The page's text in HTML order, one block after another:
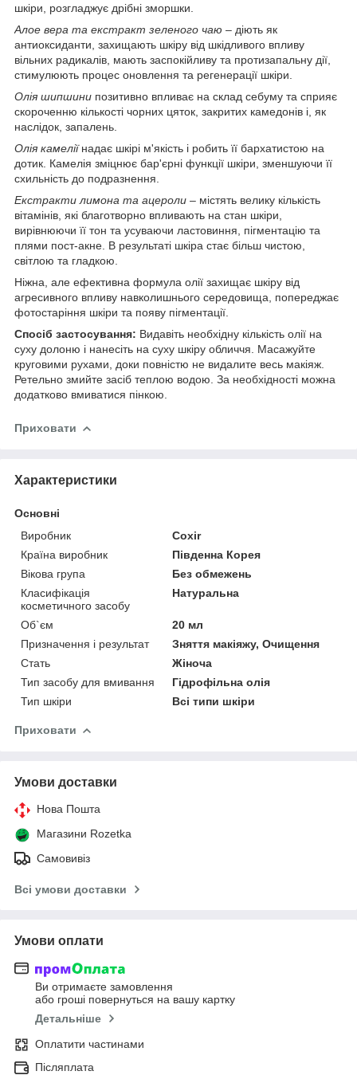
шкіри, розгладжує дрібні зморшки.
Алое вера та екстракт зеленого чаю – діють як
антиоксиданти, захищають шкіру від шкідливого впливу
вільних радикалів, мають заспокійливу та протизапальну дії,
стимулюють процес оновлення та регенерації шкіри.
Олія шипшини позитивно впливає на склад себуму та сприяє
скороченню кількості чорних цяток, закритих камедонів і, як
наслідок, запалень.
Олія камеліїнадає шкірі м'якість і робить її бархатистою на
дотик. Камелія зміцнює бар'єрні функції шкіри, зменшуючи її
схильність до подразнення.
Екстракти лимона та ацероли – містять велику кількість
вітамінів, які благотворно впливають на стан шкіри,
вирівнюючи її тон та усуваючи ластовиння, пігментацію та
плями пост-акне. В результаті шкіра стає більш чистою,
світлою та гладкою.
Ніжна, але ефективна формула олії захищає шкіру від
агресивного впливу навколишнього середовища, попереджає
фотостаріння шкіри та появу пігментації.
Спосіб застосування: Видавіть необхідну кількість олії на
суху долоню і нанесіть на суху шкіру обличчя. Масажуйте
круговими рухами, доки повністю не видалите весь макіяж.
Ретельно змийте засіб теплою водою. За необхідності можна
додатково вмиватися пінкою.
Приховати
Характеристики
Основні
Виробник
Coxir
Країна виробник
Південна Корея
Вікова група
Без обмежень
Класифікація
косметичного засобу
Натуральна
Об`єм
20 мл
Призначення і результат
Зняття макіяжу, Очищення
Стать
Жіноча
Тип засобу для вмивання
Гідрофільна олія
Тип шкіри
Всі типи шкіри
Приховати
Умови доставки
Нова Пошта
Магазини Rozetka
Самовивіз
Всі умови доставки
Умови оплати
Ви отримаєте замовлення
або гроші повернуться на вашу картку
Детальніше
Оплатити частинами
Післяплата